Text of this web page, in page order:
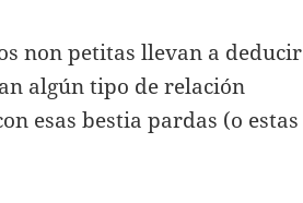
non petitas llevan a deducir
algún tipo de relación
esas bestia pardas (o estas